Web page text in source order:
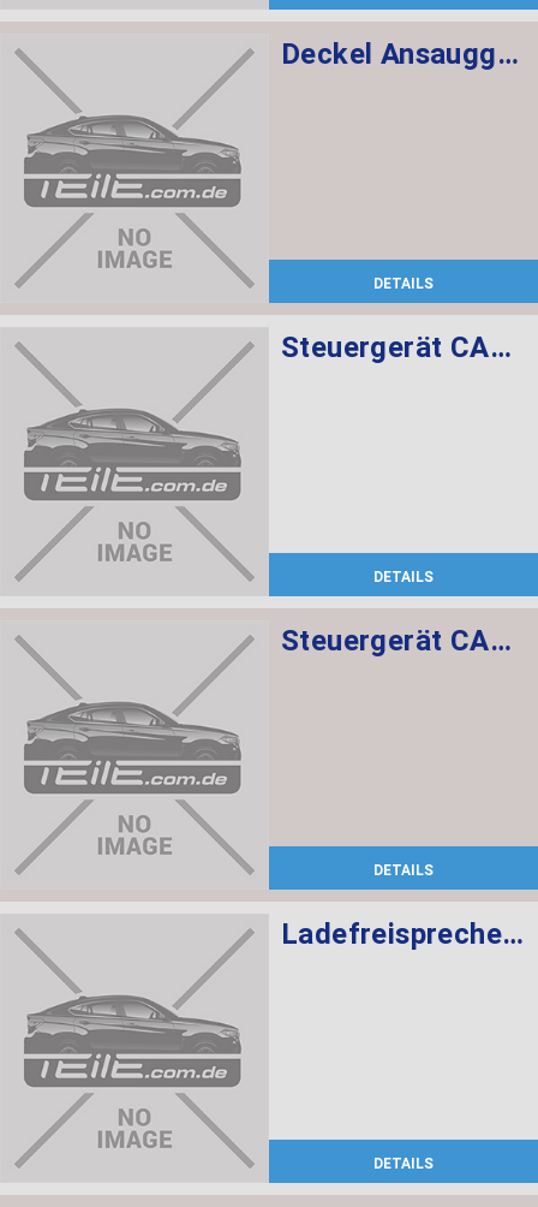
Deckel Ansauggeräuschdämpfer
DETAILS
Steuergerät CAS CAS3
DETAILS
Steuergerät CAS CAS3
DETAILS
Ladefreisprechelektronik High BASIS SVS MULF2
DETAILS